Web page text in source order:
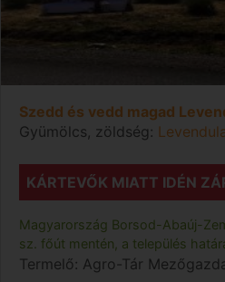
Szedd és vedd magad
Gyümölcs, zöldség:
KÁRTEVŐK MIATT IDÉN
Magyarország Borsod-Abaúj-
sz. főút mentén, a település
Termelő: Agro-Tár